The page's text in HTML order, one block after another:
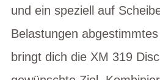
und ein speziell auf
Belastungen
bringt dich die XM 319